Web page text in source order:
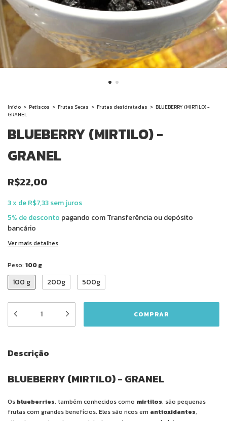
Início > Petiscos > Frutas Secas > Frutas desidratadas > BLUEBERRY (MIRTILO) -
GRANEL
BLUEBERRY (MIRTILO) -
GRANEL
R$22,00
3x deR$7,33sem juros
5% de desconto pagando com Transferência ou depósito
bancário
Ver mais detalhes
Peso: 100 g
100 g 200g 500g
Descrição
BLUEBERRY (MIRTILO) - GRANEL
Os blueberries, também conhecidos como mirtilos, são pequenas
frutas com grandes benefícios. Eles são ricos em antioxidantes,